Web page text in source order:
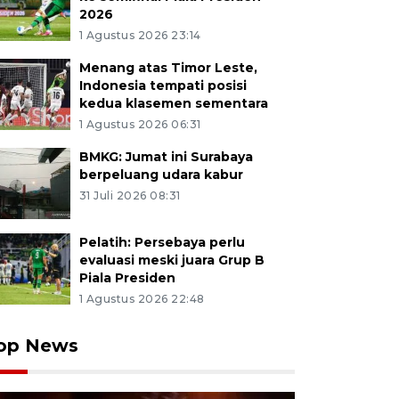
2026
1 Agustus 2026 23:14
Menang atas Timor Leste,
Indonesia tempati posisi
kedua klasemen sementara
1 Agustus 2026 06:31
BMKG: Jumat ini Surabaya
berpeluang udara kabur
31 Juli 2026 08:31
Pelatih: Persebaya perlu
evaluasi meski juara Grup B
Piala Presiden
1 Agustus 2026 22:48
News